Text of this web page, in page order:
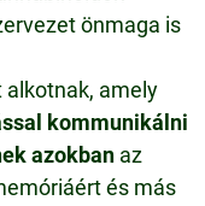
önmaga is
alkotnak, amely
kommunikálni
azokban az
és más